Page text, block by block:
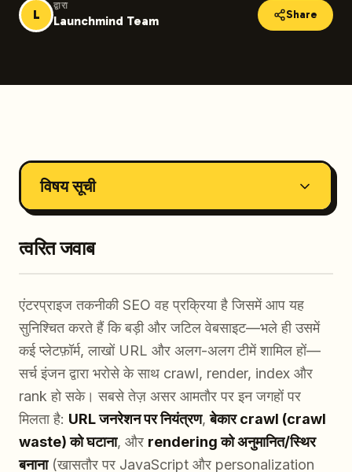
L
द्वारा
Launchmind Team Share
विषय सूची
त्वरित जवाब
एंटरप्राइज तकनीकी SEO वह प्रक्रिया है जिसमें आप यह
सुनिश्चित करते हैं कि बड़ी और जटिल वेबसाइट—भले ही उसमें
कई प्लेटफ़ॉर्म, लाखों URL और अलग-अलग टीमें शामिल हों—
सर्च इंजन द्वारा भरोसे के साथ crawl, render, index और
rank हो सके। सबसे तेज़ असर आमतौर पर इन जगहों पर
मिलता है: URL जनरेशन पर नियंत्रण,बेकार crawl (crawl
waste) को घटाना, और rendering को अनुमानित/स्थिर
बनाना(खासतौर पर JavaScript और personalization